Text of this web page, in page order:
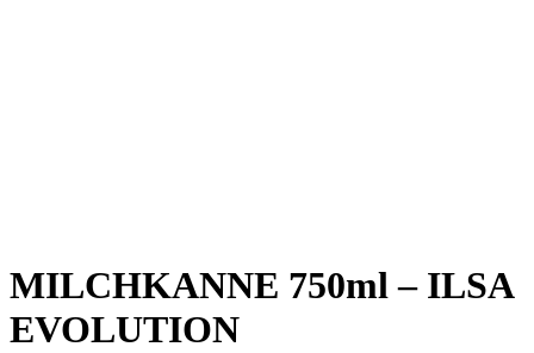
MILCHKANNE 750ml – ILSA
EVOLUTION